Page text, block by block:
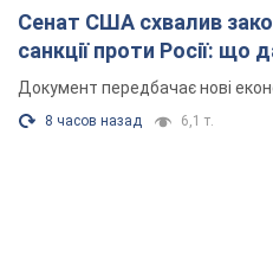
Сенат США схвалив
санкції проти Росії: що
Документ передбачає нові
8 часов назад 6,1 т.